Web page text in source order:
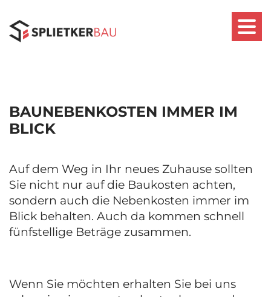
BAUNEBENKOSTEN IMMER IM
BLICK
Auf dem Weg in Ihr neues Zuhause sollten
Sie nicht nur auf die Baukosten achten,
sondern auch die Nebenkosten immer im
Blick behalten. Auch da kommen schnell
fünfstellige Beträge zusammen.
Wenn Sie möchten erhalten Sie bei uns